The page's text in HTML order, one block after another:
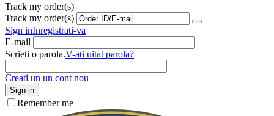
Track my order(s)
Track my order(s)
Sign inInregistrati-va
E-mail
Scrieti o parola.V-ati uitat parola?
Creati un un cont nou
Sign in
Remember me